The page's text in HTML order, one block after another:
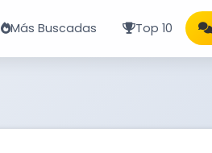
Más Buscadas Top 10